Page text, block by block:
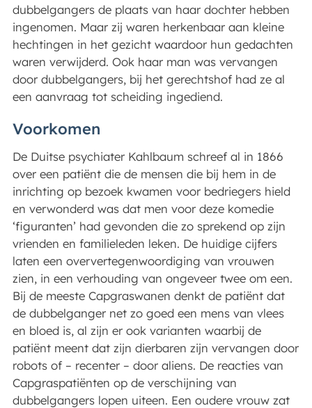
dubbelgangers de plaats van haar dochter hebben
ingenomen. Maar zij waren herkenbaar aan kleine
hechtingen in het gezicht waardoor hun gedachten
waren verwijderd. Ook haar man was vervangen
door dubbelgangers, bij het gerechtshof had ze al
een aanvraag tot scheiding ingediend.
Voorkomen
De Duitse psychiater Kahlbaum schreef al in 1866
over een patiënt die de mensen die bij hem in de
inrichting op bezoek kwamen voor bedriegers hield
en verwonderd was dat men voor deze komedie
‘figuranten’ had gevonden die zo sprekend op zijn
vrienden en familieleden leken. De huidige cijfers
laten een oververtegenwoordiging van vrouwen
zien, in een verhouding van ongeveer twee om een.
Bij de meeste Capgraswanen denkt de patiënt dat
de dubbelganger net zo goed een mens van vlees
en bloed is, al zijn er ook varianten waarbij de
patiënt meent dat zijn dierbaren zijn vervangen door
robots of – recenter – door aliens. De reacties van
Capgraspatiënten op de verschijning van
dubbelgangers lopen uiteen. Een oudere vrouw zat